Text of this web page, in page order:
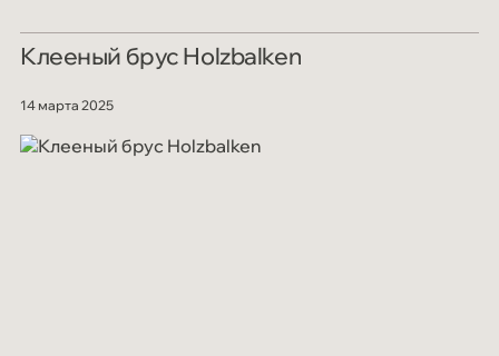
Клееный брус Holzbalken
14 марта 2025